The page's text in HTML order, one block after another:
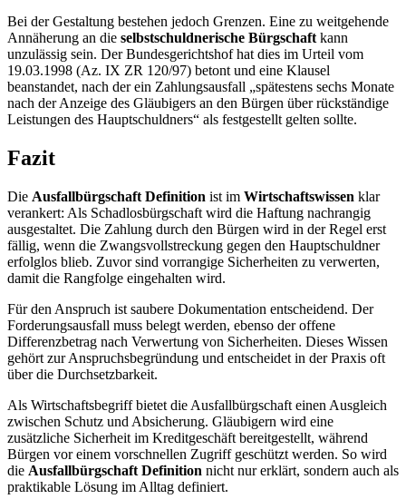
Bei der Gestaltung bestehen jedoch Grenzen. Eine zu weitgehende
Annäherung an die selbstschuldnerische Bürgschaft kann
unzulässig sein. Der Bundesgerichtshof hat dies im Urteil vom
19.03.1998 (Az. IX ZR 120/97) betont und eine Klausel
beanstandet, nach der ein Zahlungsausfall „spätestens sechs Monate
nach der Anzeige des Gläubigers an den Bürgen über rückständige
Leistungen des Hauptschuldners“ als festgestellt gelten sollte.
Fazit
Die Ausfallbürgschaft Definition ist im Wirtschaftswissen klar
verankert: Als Schadlosbürgschaft wird die Haftung nachrangig
ausgestaltet. Die Zahlung durch den Bürgen wird in der Regel erst
fällig, wenn die Zwangsvollstreckung gegen den Hauptschuldner
erfolglos blieb. Zuvor sind vorrangige Sicherheiten zu verwerten,
damit die Rangfolge eingehalten wird.
Für den Anspruch ist saubere Dokumentation entscheidend. Der
Forderungsausfall muss belegt werden, ebenso der offene
Differenzbetrag nach Verwertung von Sicherheiten. Dieses Wissen
gehört zur Anspruchsbegründung und entscheidet in der Praxis oft
über die Durchsetzbarkeit.
Als Wirtschaftsbegriff bietet die Ausfallbürgschaft einen Ausgleich
zwischen Schutz und Absicherung. Gläubigern wird eine
zusätzliche Sicherheit im Kreditgeschäft bereitgestellt, während
Bürgen vor einem vorschnellen Zugriff geschützt werden. So wird
die Ausfallbürgschaft Definition nicht nur erklärt, sondern auch als
praktikable Lösung im Alltag definiert.